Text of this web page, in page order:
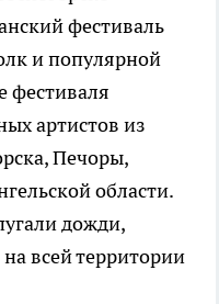
фестиваль
и популярной
фестиваля
артистов из
Печоры,
области.
дожди,
всей территории